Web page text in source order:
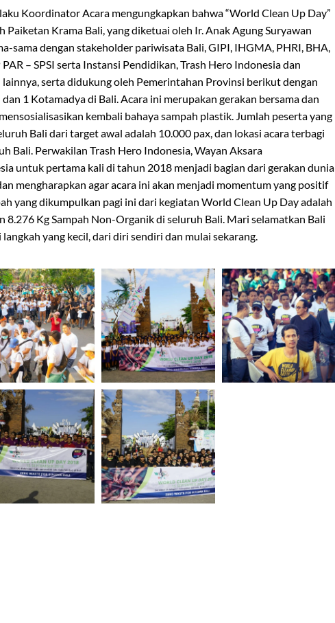
Koordinator Acara mengungkapkan bahwa “World Clean Up Day”
Paiketan Krama Bali, yang diketuai oleh Ir. Anak Agung Suryawan
sama dengan stakeholder pariwisata Bali, GIPI, IHGMA, PHRI, BHA,
– SPSI serta Instansi Pendidikan, Trash Hero Indonesia dan
lainnya, serta didukung oleh Pemerintahan Provinsi berikut dengan
1 Kotamadya di Bali. Acara ini merupakan gerakan bersama dan
kembali bahaya sampah plastik. Jumlah peserta yang
Bali dari target awal adalah 10.000 pax, dan lokasi acara terbagi
Bali. Perwakilan Trash Hero Indonesia, Wayan Aksara
untuk pertama kali di tahun 2018 menjadi bagian dari gerakan dunia
mengharapkan agar acara ini akan menjadi momentum yang positif
yang dikumpulkan pagi ini dari kegiatan World Clean Up Day adalah
8.276 Kg Sampah Non-Organik di seluruh Bali. Mari selamatkan Bali
yang kecil, dari diri sendiri dan mulai sekarang.